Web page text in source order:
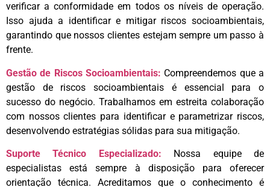
verificar a conformidade em todos os níveis de operação.
Isso ajuda a identificar e mitigar riscos socioambientais,
garantindo que nossos clientes estejam sempre um passo à
frente.
Gestão de Riscos Socioambientais: Compreendemos que a
gestão de riscos socioambientais é essencial para o
sucesso do negócio. Trabalhamos em estreita colaboração
com nossos clientes para identificar e parametrizar riscos,
desenvolvendo estratégias sólidas para sua mitigação.
Suporte Técnico Especializado: Nossa equipe de
especialistas está sempre à disposição para oferecer
orientação técnica. Acreditamos que o conhecimento é